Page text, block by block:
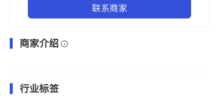
联系商家
商家介绍
行业标签